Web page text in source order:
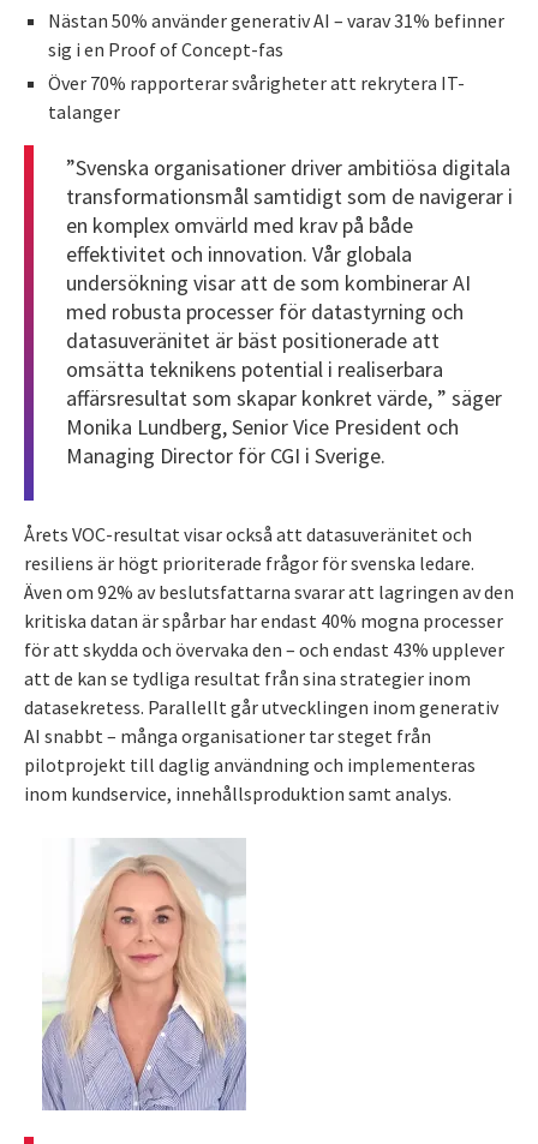
Nästan 50% använder generativ AI – varav 31% befinner
sig i en Proof of Concept-fas
Över 70% rapporterar svårigheter att rekrytera IT-
talanger
”Svenska organisationer driver ambitiösa digitala
transformationsmål samtidigt som de navigerar i
en komplex omvärld med krav på både
effektivitet och innovation. Vår globala
undersökning visar att de som kombinerar AI
med robusta processer för datastyrning och
datasuveränitet är bäst positionerade att
omsätta teknikens potential i realiserbara
affärsresultat som skapar konkret värde, ” säger
Monika Lundberg, Senior Vice President och
Managing Director för CGI i Sverige.
Årets VOC-resultat visar också att datasuveränitet och
resiliens är högt prioriterade frågor för svenska ledare.
Även om 92% av beslutsfattarna svarar att lagringen av den
kritiska datan är spårbar har endast 40% mogna processer
för att skydda och övervaka den – och endast 43% upplever
att de kan se tydliga resultat från sina strategier inom
datasekretess. Parallellt går utvecklingen inom generativ
AI snabbt – många organisationer tar steget från
pilotprojekt till daglig användning och implementeras
inom kundservice, innehållsproduktion samt analys.